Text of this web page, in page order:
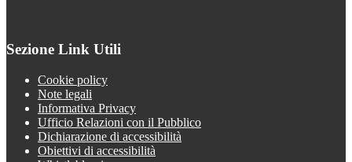
Sezione Link Utili
Cookie policy
Note legali
Informativa Privacy
Ufficio Relazioni con il Pubblico
Dichiarazione di accessibilità
Obiettivi di accessibilità